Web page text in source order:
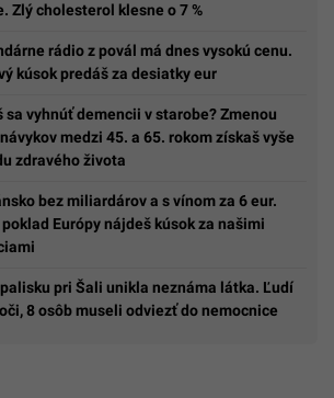
Zlý cholesterol klesne o 7 %
rádio z povál má dnes vysokú cenu.
kúsok predáš za desiatky eur
sa vyhnúť demencii v starobe? Zmenou
medzi 45. a 65. rokom získaš vyše
zdravého života
bez miliardárov a s vínom za 6 eur.
Európy nájdeš kúsok za našimi
pri Šali unikla neznáma látka. Ľudí
8 osôb museli odviezť do nemocnice